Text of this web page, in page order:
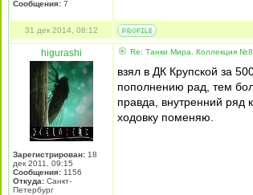
Сообщения: 7
31 дек 2014, 08:12
higurashi
Зарегистрирован: 18
дек 2011, 09:15
Сообщения: 1156
Откуда: Санкт-
Петербург
Re: Танки Мира. Коллекция №8
взял в ДК Крупской за
пополнению рад, тем
правда, внутренний ряд
ходовку поменяю.